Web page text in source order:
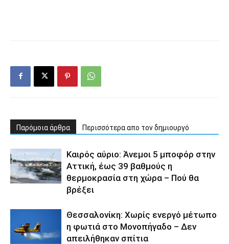
Παρόμοια άρθρα Περισσότερα απο τον δημιουργό
Καιρός αύριο: Άνεμοι 5 μποφόρ στην
Αττική, έως 39 βαθμούς η
θερμοκρασία στη χώρα – Πού θα
βρέξει
Θεσσαλονίκη: Χωρίς ενεργό μέτωπο
η φωτιά στο Μονοπήγαδο – Δεν
απειλήθηκαν σπίτια